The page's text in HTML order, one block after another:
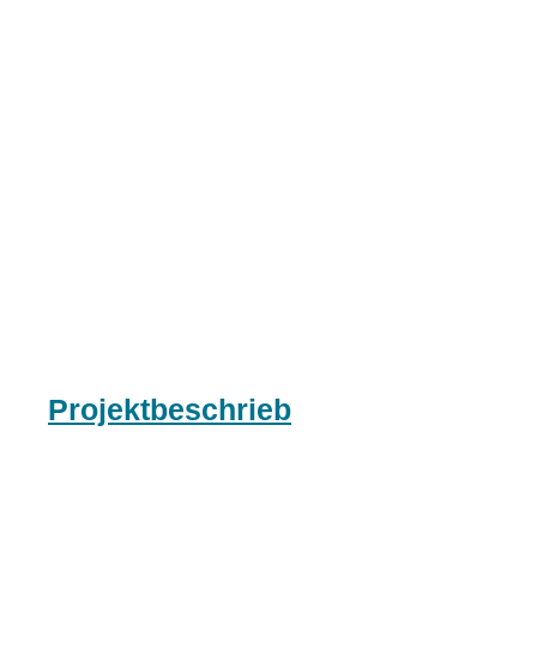
Projektbeschrieb